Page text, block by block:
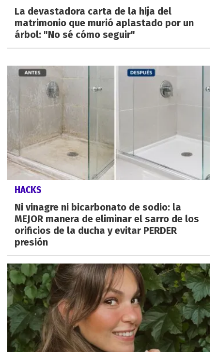
La devastadora carta de la hija del
matrimonio que murió aplastado por un
árbol: "No sé cómo seguir"
HACKS
Ni vinagre ni bicarbonato de sodio: la
MEJOR manera de eliminar el sarro de los
orificios de la ducha y evitar PERDER
presión